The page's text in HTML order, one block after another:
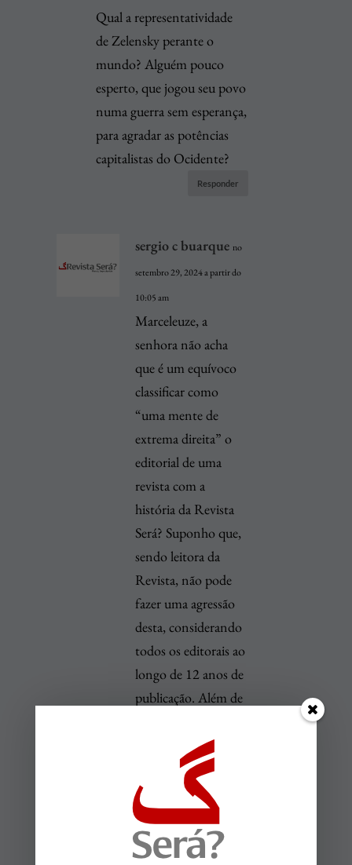
Qual a representatividade
de Zelensky perante o
mundo? Alguém pouco
esperto, que jogou seu povo
numa guerra sem esperança,
para agradar as potências
capitalistas do Ocidente?
Responder
sergio c buarque no
setembro 29, 2024 a partir do
10:05 am
Marceleuze, a
senhora não acha
que é um equívoco
classificar como
“uma mente de
extrema direita” o
editorial de uma
revista com a
história da Revista
Será? Suponho que,
sendo leitora da
Revista, não pode
fazer uma agressão
desta, considerando
todos os editorais ao
longo de 12 anos de
publicação. Além de
afirmação indica que
a senhora considera
que o Brasil só tem
duas tendências
políticas – Lula e a